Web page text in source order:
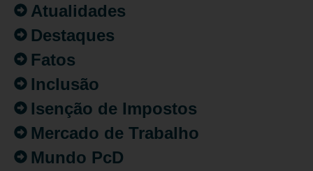
Atualidades
Destaques
Fatos
Inclusão
Isenção de Impostos
Mercado de Trabalho
Mundo PcD